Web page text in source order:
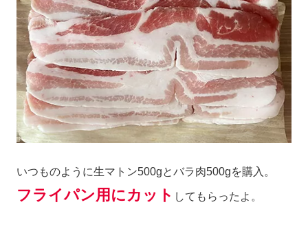
いつものように生マトン500gとバラ肉500gを購入。
フライパン用にカット してもらったよ。